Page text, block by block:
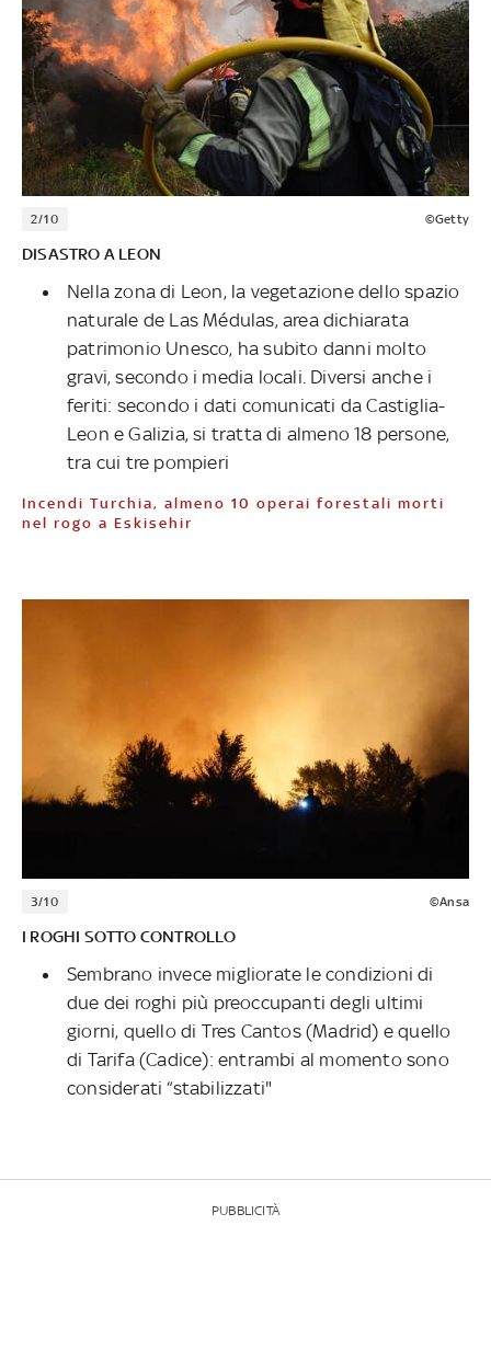
2/10 ©Getty
DISASTRO A LEON
Nella zona di Leon, la vegetazione dello spazio
naturale de Las Médulas, area dichiarata
patrimonio Unesco, ha subito danni molto
gravi, secondo i media locali. Diversi anche i
feriti: secondo i dati comunicati da Castiglia-
Leon e Galizia, si tratta di almeno 18 persone,
tra cui tre pompieri
Incendi Turchia, almeno 10 operai forestali morti
nel rogo a Eskisehir
3/10 ©Ansa
I ROGHI SOTTO CONTROLLO
Sembrano invece migliorate le condizioni di
due dei roghi più preoccupanti degli ultimi
giorni, quello di Tres Cantos (Madrid) e quello
di Tarifa (Cadice): entrambi al momento sono
considerati “stabilizzati"
PUBBLICITÀ